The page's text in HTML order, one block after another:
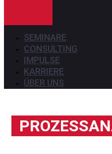
SEMINARE
CONSULTING
IMPULSE
KARRIERE
ÜBER UNS